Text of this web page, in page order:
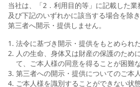
当社は、「2．利用目的等」に記載した
及び下記のいずれかに該当する場合を除
第三者へ開示・提供しません。
法令に基づき開示・提供をもとめられ
人の生命、身体又は財産の保護のため
て、ご本人様の同意を得ることが困難
第三者への開示・提供についてのご本
ご本人様を識別することができない状